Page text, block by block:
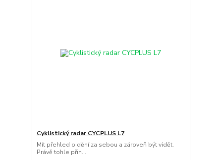
Cyklistický radar CYCPLUS L7
Mít přehled o dění za sebou a zároveň být vidět.
Právě tohle přin...